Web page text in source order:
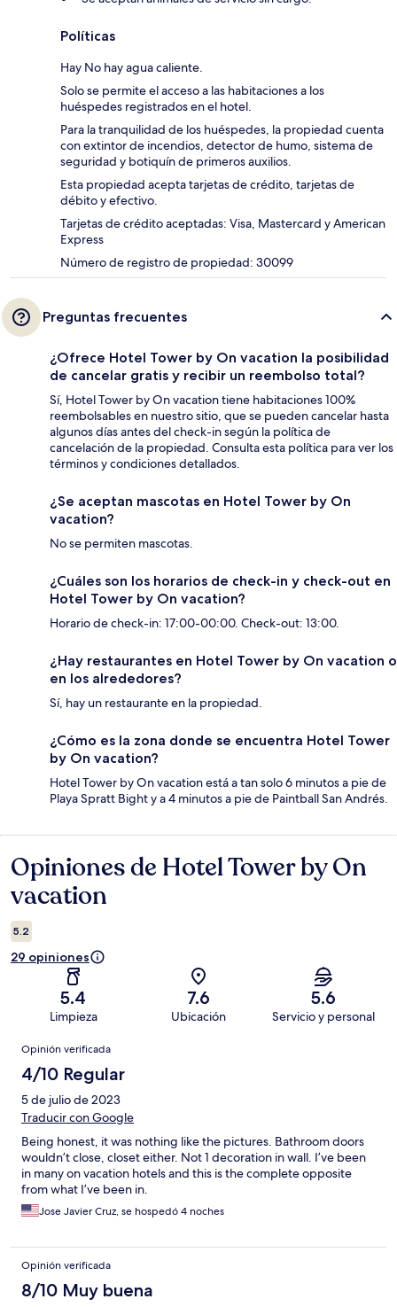
Políticas
Hay No hay agua caliente.
Solo se permite el acceso a las habitaciones a los
huéspedes registrados en el hotel.
Para la tranquilidad de los huéspedes, la propiedad cuenta
con extintor de incendios, detector de humo, sistema de
seguridad y botiquín de primeros auxilios.
Esta propiedad acepta tarjetas de crédito, tarjetas de
débito y efectivo.
Tarjetas de crédito aceptadas: Visa, Mastercard y American
Express
Número de registro de propiedad: 30099
Preguntas frecuentes
¿Ofrece Hotel Tower by On vacation la posibilidad
de cancelar gratis y recibir un reembolso total?
Sí, Hotel Tower by On vacation tiene habitaciones 100%
reembolsables en nuestro sitio, que se pueden cancelar hasta
algunos días antes del check-in según la política de
cancelación de la propiedad. Consulta esta política para ver los
términos y condiciones detallados.
¿Se aceptan mascotas en Hotel Tower by On
vacation?
No se permiten mascotas.
¿Cuáles son los horarios de check-in y check-out en
Hotel Tower by On vacation?
Horario de check-in: 17:00-00:00. Check-out: 13:00.
¿Hay restaurantes en Hotel Tower by On vacation o
en los alrededores?
Sí, hay un restaurante en la propiedad.
¿Cómo es la zona donde se encuentra Hotel Tower
by On vacation?
Hotel Tower by On vacation está a tan solo 6 minutos a pie de
Playa Spratt Bight y a 4 minutos a pie de Paintball San Andrés.
Opiniones
Opiniones de Hotel Tower by On
vacation
5.2
29 opiniones
5.4
Limpieza
7.6
Ubicación
5.6
Servicio y personal
Opiniones
Opinión verificada
4/10 Regular
5 de julio de 2023
Traducir con Google
Being honest, it was nothing like the pictures. Bathroom doors
wouldn’t close, closet either. Not 1 decoration in wall. I’ve been
in many on vacation hotels and this is the complete opposite
from what I’ve been in.
Jose Javier Cruz, se hospedó 4 noches
Opinión verificada
8/10 Muy buena